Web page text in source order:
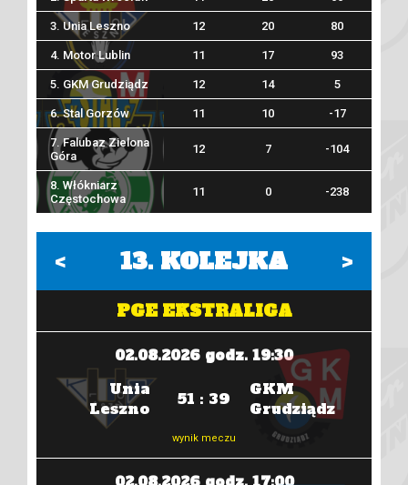
3. Unia Leszno 12 20 80
4. Motor Lublin 11 17 93
5. GKM Grudziądz 12 14 5
6. Stal Gorzów 11 10 -17
7. Falubaz Zielona
Góra
12 7 -104
8. Włókniarz
Częstochowa
11 0 -238
< 13. KOLEJKA >
PGE EKSTRALIGA
02.08.2026 godz. 19:30
Unia
Leszno
51 : 39
GKM
Grudziądz
wynik meczu